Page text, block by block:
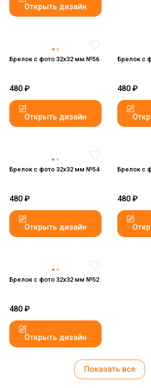
Открыть дизайн
Брелок с фото 32x32 мм №56
480 ₽
Открыть дизайн
Брелок с
480 ₽
Брелок с фото 32x32 мм №54
480 ₽
Открыть дизайн
Брелок с
480 ₽
Брелок с фото 32x32 мм №52
480 ₽
Открыть дизайн
Показать все